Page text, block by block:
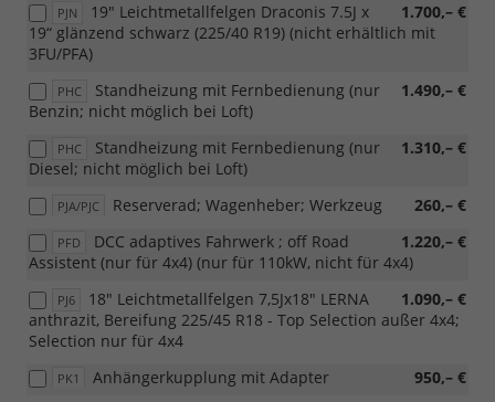
PJN 1.700,– €
19" Leichtmetallfelgen Draconis 7.5J x
19“ glänzend schwarz (225/40 R19) (nicht erhältlich mit
3FU/PFA)
PHC 1.490,– €
Standheizung mit Fernbedienung (nur
Benzin; nicht möglich bei Loft)
PHC 1.310,– €
Standheizung mit Fernbedienung (nur
Diesel; nicht möglich bei Loft)
PJA/PJC 260,– €
Reserverad; Wagenheber; Werkzeug
PFD 1.220,– €
DCC adaptives Fahrwerk ; off Road
Assistent (nur für 4x4) (nur für 110kW, nicht für 4x4)
PJ6 1.090,– €
18" Leichtmetallfelgen 7,5Jx18" LERNA
anthrazit, Bereifung 225/45 R18 - Top Selection außer 4x4;
Selection nur für 4x4
PK1 950,– €
Anhängerkupplung mit Adapter